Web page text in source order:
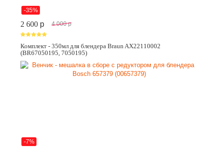
-35%
2 600 p 4 000 p
Комплект - 350мл для блендера Braun AX22110002
(BR67050195, 7050195)
-7%